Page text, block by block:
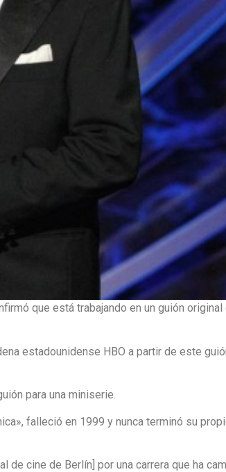
que está trabajando en un guión
estadounidense HBO a partir de este
para una miniserie.
falleció en 1999 y nunca terminó su
cine de Berlín] por una carrera que ha